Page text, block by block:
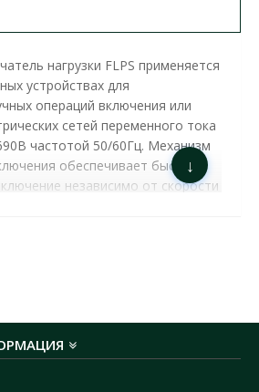
нагрузки FLPS применяется
устройствах для
операций включения или
сетей переменного тока
частотой 50/60Гц. Механизм
обеспечивает быстрое
независимо от скорости
ПФ 3Р 400А 1-0
ПРОМФАКТОР (
↓